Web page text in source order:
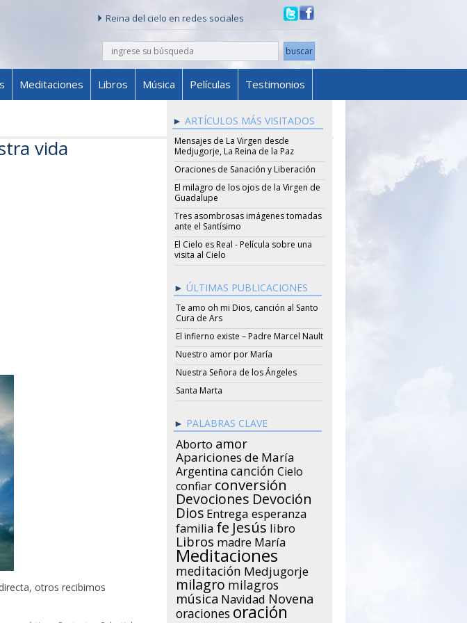
Reina del cielo en redes sociales
buscar
Skip to content
Meditaciones Libros Música Películas Testimonios
vida
otros recibimos
ARTÍCULOS MÁS VISITADOS
Mensajes de La Virgen desde
Medjugorje, La Reina de la Paz
Oraciones de Sanación y Liberación
El milagro de los ojos de la Virgen de
Guadalupe
Tres asombrosas imágenes tomadas
ante el Santísimo
El Cielo es Real - Película sobre una
visita al Cielo
ÚLTIMAS PUBLICACIONES
Te amo oh mi Dios, canción al Santo
Cura de Ars
El infierno existe – Padre Marcel Nault
Nuestro amor por María
Nuestra Señora de los Ángeles
Santa Marta
PALABRAS CLAVE
Aborto amor
Apariciones de María
Argentina canción Cielo
confiar conversión
Devociones Devoción
Dios Entrega esperanza
familia fe Jesús libro
Libros madre María
Meditaciones
meditación Medjugorje
milagro milagros
música Navidad Novena
oraciones oración